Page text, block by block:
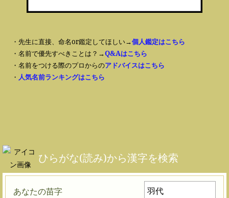
・先生に直接、命名or鑑定してほしい→個人鑑定はこちら
・名前で優先すべきことは？→Q&Aはこちら
・名前をつける際のプロからのアドバイスはこちら
・ 人気名前ランキングはこちら
ひらがな(読み)から漢字を検索
あなたの苗字